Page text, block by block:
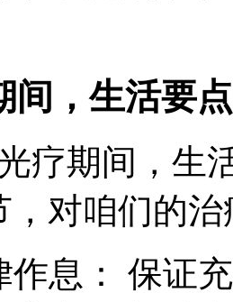
间，生活要点
疗期间，生
，对咱们的
作息： 保证